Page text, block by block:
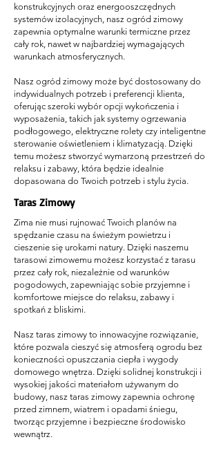
konstrukcyjnych oraz energooszczędnych
systemów izolacyjnych, nasz ogród zimowy
zapewnia optymalne warunki termiczne przez
cały rok, nawet w najbardziej wymagających
warunkach atmosferycznych.
Nasz ogród zimowy może być dostosowany do
indywidualnych potrzeb i preferencji klienta,
oferując szeroki wybór opcji wykończenia i
wyposażenia, takich jak systemy ogrzewania
podłogowego, elektryczne rolety czy inteligentne
sterowanie oświetleniem i klimatyzacją. Dzięki
temu możesz stworzyć wymarzoną przestrzeń do
relaksu i zabawy, która będzie idealnie
dopasowana do Twoich potrzeb i stylu życia.
Taras Zimowy
Zima nie musi rujnować Twoich planów na
spędzanie czasu na świeżym powietrzu i
cieszenie się urokami natury. Dzięki naszemu
tarasowi zimowemu możesz korzystać z tarasu
przez cały rok, niezależnie od warunków
pogodowych, zapewniając sobie przyjemne i
komfortowe miejsce do relaksu, zabawy i
spotkań z bliskimi.
Nasz taras zimowy to innowacyjne rozwiązanie,
które pozwala cieszyć się atmosferą ogrodu bez
konieczności opuszczania ciepła i wygody
domowego wnętrza. Dzięki solidnej konstrukcji i
wysokiej jakości materiałom używanym do
budowy, nasz taras zimowy zapewnia ochronę
przed zimnem, wiatrem i opadami śniegu,
tworząc przyjemne i bezpieczne środowisko
wewnątrz.